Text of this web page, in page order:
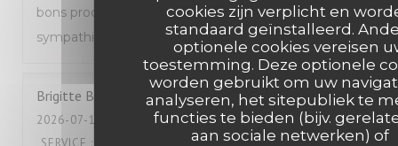
cookies zijn verplicht en
standaard geïnstalleerd.
optionele cookies vereisen
toestemming. Deze optionele
worden gebruikt om uw
analyseren, het sitepubliek te
functies te bieden (bijv.
aan sociale netwerken) of
bons produits et très bon service, équipe très
sympathique, écoute au top
Brigitte B
2026-07-18
- 12:00 - GASTEN 2
SERVICE : : 4/5 KEUKEN: 5/5 KWALITEIT